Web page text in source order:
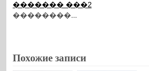
������� ���2
��������...
Похожие записи